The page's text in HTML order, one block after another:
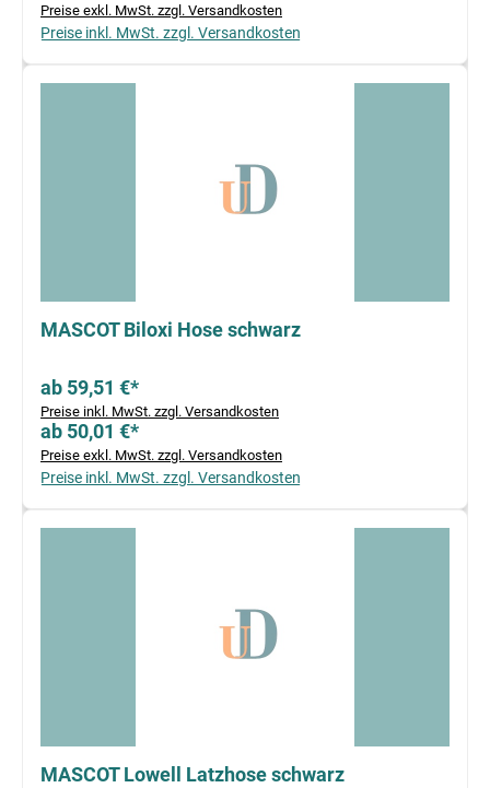
Preise exkl. MwSt. zzgl. Versandkosten
Preise inkl. MwSt. zzgl. Versandkosten
MASCOT Biloxi Hose schwarz
ab 59,51 €*
Preise inkl. MwSt. zzgl. Versandkosten
ab 50,01 €*
Preise exkl. MwSt. zzgl. Versandkosten
Preise inkl. MwSt. zzgl. Versandkosten
MASCOT Lowell Latzhose schwarz